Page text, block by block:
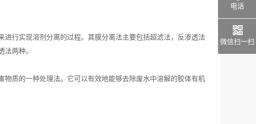
行实现溶剂分离的过程。其膜分离法主要包括超滤法，反渗透法
两种。
质的一种处理法。它可以有效地能够去除废水中溶解的胶体有机
电话
微信扫一扫